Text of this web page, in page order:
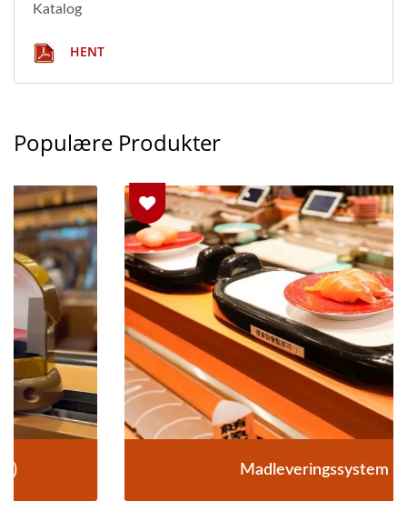
Katalog
HENT
Populære Produkter
Madleveringssystem